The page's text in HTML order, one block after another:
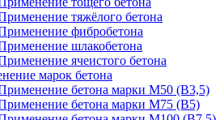
тяжёлого бетона
фибробетона
шлакобетона
ячеистого бетона
марок бетона
бетона марки М50 (В3,5)
бетона марки М75 (B5)